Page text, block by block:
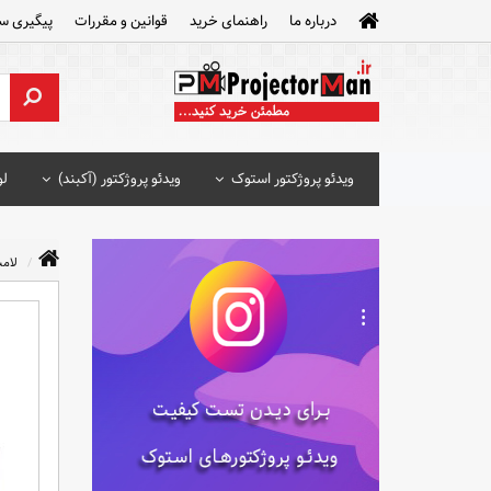
درباره ما راهنمای خرید قوانین و مقررات پیگیری
ویدئو پروژکتور استوک ویدئو پروژکتور (آکبند)